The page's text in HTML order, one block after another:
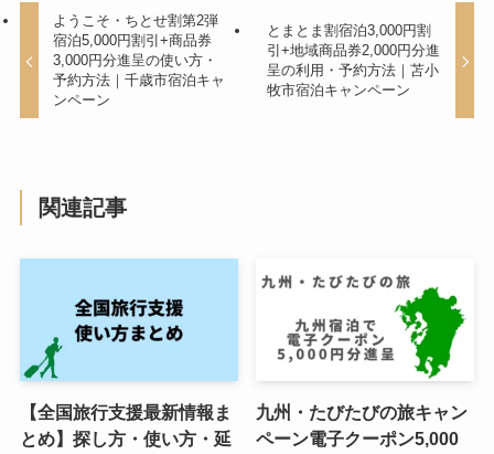
ようこそ・ちとせ割第2弾
宿泊5,000円割引+商品券
3,000円分進呈の使い方・
予約方法｜千歳市宿泊キャ
ンペーン
とまとま割宿泊3,000円割
引+地域商品券2,000円分進
呈の利用・予約方法｜苫小
牧市宿泊キャンペーン
関連記事
【全国旅行支援最新情報ま
とめ】探し方・使い方・延
九州・たびたびの旅キャン
ペーン電子クーポン5,000